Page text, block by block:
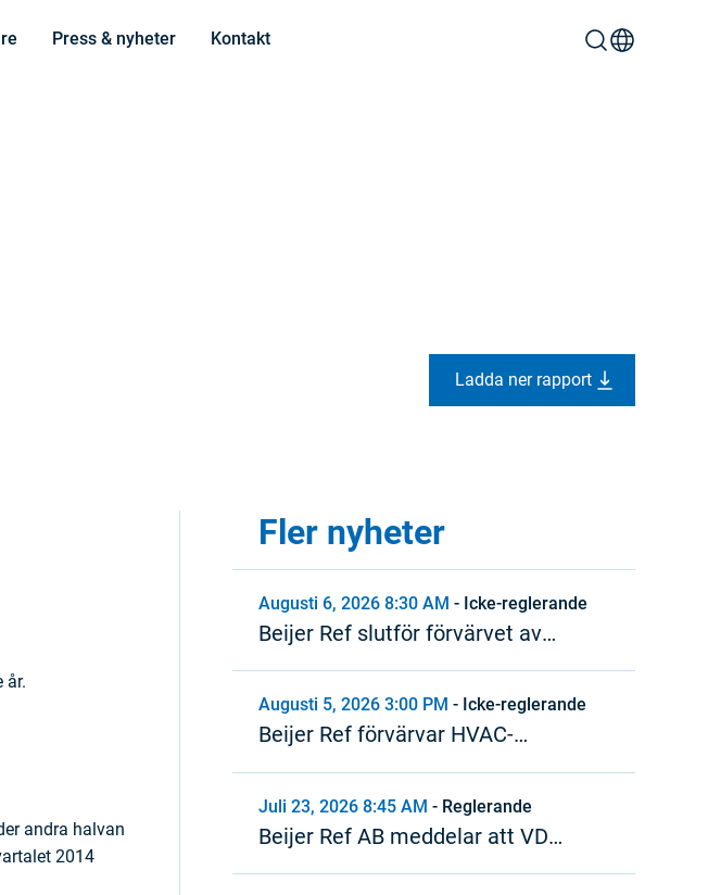
Press & nyheter Kontakt
Ladda ner rapport
år.
andra halvan
2014
Fler nyheter
Augusti 6, 2026 8:30 AM - Icke-reglerande
Beijer Ref slutför förvärvet av
Refspecs
Augusti 5, 2026 3:00 PM - Icke-reglerande
Beijer Ref förvärvar HVAC-
distributör i Kanada
Juli 23, 2026 8:45 AM - Reglerande
Beijer Ref AB meddelar att VD
lämnar sin tjänst